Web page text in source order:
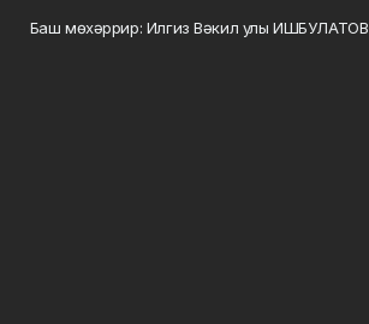
Баш мөхәррир: Илгиз Вәкил улы ИШБУЛАТОВ